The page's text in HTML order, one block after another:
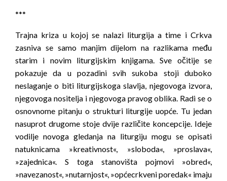
***
Trajna kriza u kojoj se nalazi liturgija a time i Crkva
zasniva se samo manjim dijelom na razlikama među
starim i novim liturgijskim knjigama. Sve očitije se
pokazuje da u pozadini svih sukoba stoji duboko
neslaganje o biti liturgijskoga slavlja, njegovoga izvora,
njegovoga nositelja i njegovoga pravog oblika. Radi se o
osnovnome pitanju o strukturi liturgije uopće. Tu jedan
nasuprot drugome stoje dvije različite koncepcije. Ideje
vodilje novoga gledanja na liturgiju mogu se opisati
natuknicama »kreativnost«, »sloboda«, »proslava«,
»zajednica«. S toga stanovišta pojmovi »obred«,
»navezanost«, »nutarnjost«, »općecrkveni poredak« imaju